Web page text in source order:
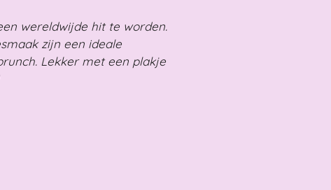
wereldwijde hit te worden.
zijn een ideale
Lekker met een plakje